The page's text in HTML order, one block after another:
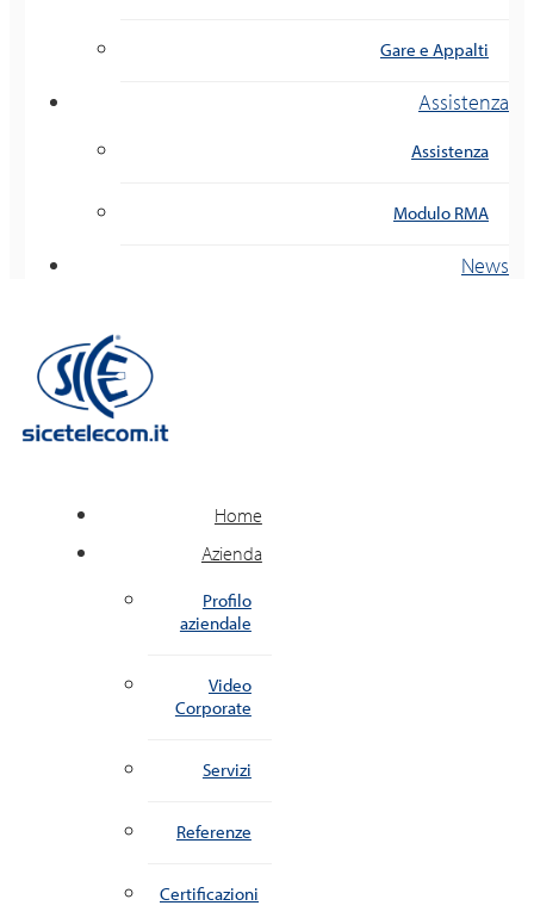
Gare e Appalti
Assistenza
Assistenza
Modulo RMA
News
Home
Azienda
Profilo
aziendale
Video
Corporate
Servizi
Referenze
Certificazioni